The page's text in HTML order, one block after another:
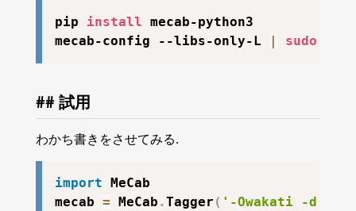
pip install mecab-python3
mecab-config --libs-only-L
sudo
試用
わかち書きをさせてみる.
import MeCab
mecab = MeCab . Tagger ( '-Owakati -d /